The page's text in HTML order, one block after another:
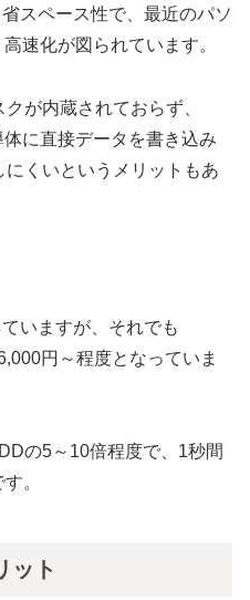
スペース性で、最近のパソ
速化が図られています。
が内蔵されておらず、
に直接データを書き込み
くいというメリットもあ
いますが、それでも
円～程度となっていま
の5～10倍程度で、1秒間
。
ット